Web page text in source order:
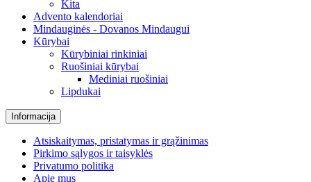
Kita
Advento kalendoriai
Mindauginės - Dovanos Mindaugui
Kūrybai
Kūrybiniai rinkiniai
Ruošiniai kūrybai
Mediniai ruošiniai
Lipdukai
Informacija
Atsiskaitymas, pristatymas ir grąžinimas
Pirkimo sąlygos ir taisyklės
Privatumo politika
Apie mus